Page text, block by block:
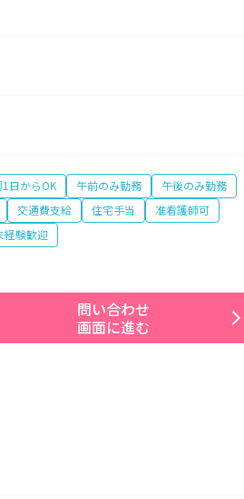
1日からOK 午前のみ勤務
午後のみ勤務
交通費支給 住宅手当
准看護師可
経験歓迎
問い合わせ
画面に進む